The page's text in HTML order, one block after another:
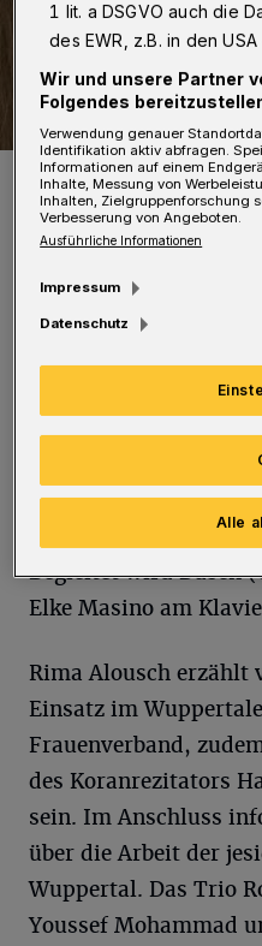
Roswitha Dasch.
Foto: Ingo KlatT
unterstützt seit 1997
durch den von ihr
„MIZWA - Zeit zu
Engagement in Wort
Begleitet wird Dasch
Elke Masino am
Rima Alousch erzählt
Einsatz im
Frauenverband,
des Koranrezitators
sein. Im Anschluss
über die Arbeit der
Wuppertal. Das Trio
Youssef Mohammad
1 lit. a DSGVO auch die
des EWR, z.B. in den USA
Wir und unsere Partner
Folgendes
Verwendung genauer
Identifikation aktiv abfragen.
Informationen auf einem
Inhalte, Messung von
Inhalten, Zielgruppenforschung
Verbesserung von Angeboten.
Ausführliche Informationen
Impressum
Datenschutz
Alle